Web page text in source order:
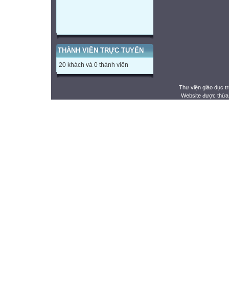
THÀNH VIÊN TRỰC TUYẾN
20 khách và 0 thành viên
Thư viện giáo dục
Website được